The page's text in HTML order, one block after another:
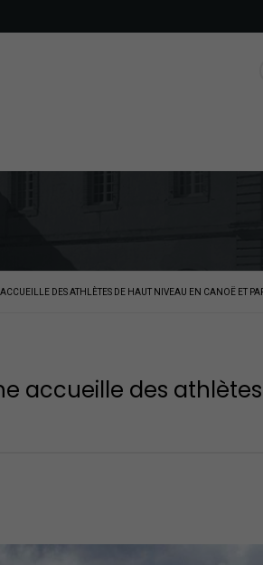
DES ATHLÈTES DE HAUT NIVEAU EN CANOË ET
accueille des